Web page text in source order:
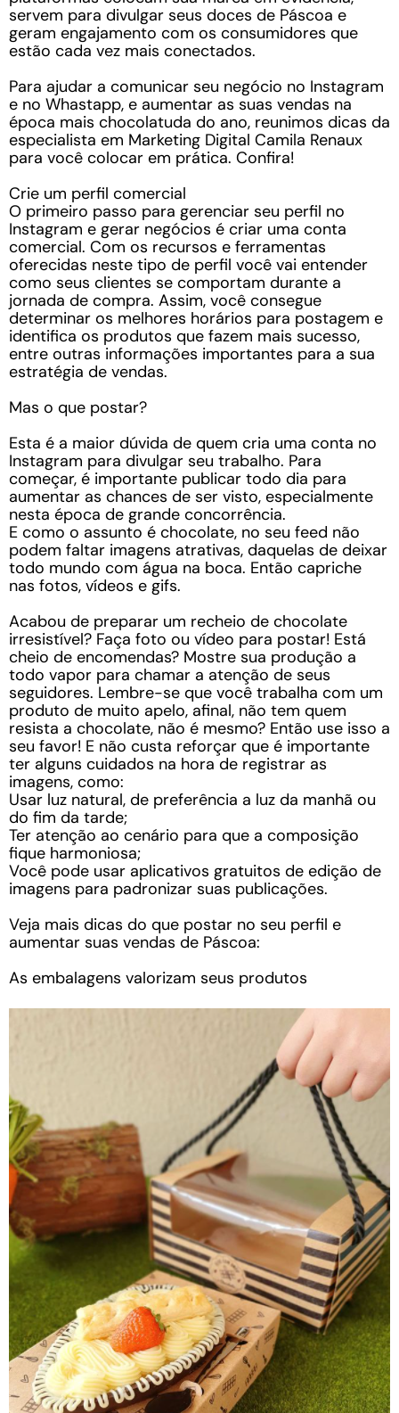
servem para divulgar seus doces de Páscoa e
geram engajamento com os consumidores que
estão cada vez mais conectados.
Para ajudar a comunicar seu negócio no Instagram
e no Whastapp, e aumentar as suas vendas na
época mais chocolatuda do ano, reunimos dicas da
especialista em Marketing Digital Camila Renaux
para você colocar em prática. Confira!
Crie um perfil comercial
O primeiro passo para gerenciar seu perfil no
Instagram e gerar negócios é criar uma conta
comercial. Com os recursos e ferramentas
oferecidas neste tipo de perfil você vai entender
como seus clientes se comportam durante a
jornada de compra. Assim, você consegue
determinar os melhores horários para postagem e
identifica os produtos que fazem mais sucesso,
entre outras informações importantes para a sua
estratégia de vendas.
Mas o que postar?
Esta é a maior dúvida de quem cria uma conta no
Instagram para divulgar seu trabalho. Para
começar, é importante publicar todo dia para
aumentar as chances de ser visto, especialmente
nesta época de grande concorrência.
E como o assunto é chocolate, no seu feed não
podem faltar imagens atrativas, daquelas de deixar
todo mundo com água na boca. Então capriche
nas fotos, vídeos e gifs.
Acabou de preparar um recheio de chocolate
irresistível? Faça foto ou vídeo para postar! Está
cheio de encomendas? Mostre sua produção a
todo vapor para chamar a atenção de seus
seguidores. Lembre-se que você trabalha com um
produto de muito apelo, afinal, não tem quem
resista a chocolate, não é mesmo? Então use isso a
seu favor! E não custa reforçar que é importante
ter alguns cuidados na hora de registrar as
imagens, como:
Usar luz natural, de preferência a luz da manhã ou
do fim da tarde;
Ter atenção ao cenário para que a composição
fique harmoniosa;
Você pode usar aplicativos gratuitos de edição de
imagens para padronizar suas publicações.
Veja mais dicas do que postar no seu perfil e
aumentar suas vendas de Páscoa:
As embalagens valorizam seus produtos